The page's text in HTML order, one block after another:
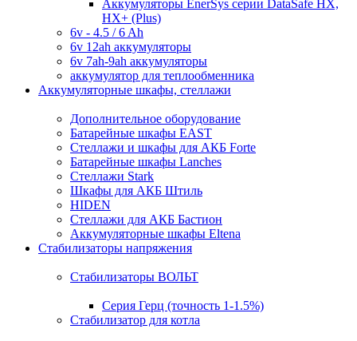
Аккумуляторы EnerSys серии DataSafe HX,
HX+ (Plus)
6v - 4.5 / 6 Ah
6v 12ah аккумуляторы
6v 7ah-9ah аккумуляторы
аккумулятор для теплообменника
Аккумуляторные шкафы, стеллажи
Дополнительное оборудование
Батарейные шкафы EAST
Стеллажи и шкафы для АКБ Forte
Батарейные шкафы Lanches
Стеллажи Stark
Шкафы для АКБ Штиль
HIDEN
Стеллажи для АКБ Бастион
Аккумуляторные шкафы Eltena
Стабилизаторы напряжения
Стабилизаторы ВОЛЬТ
Серия Герц (точность 1-1.5%)
Стабилизатор для котла